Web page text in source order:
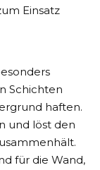
Einsatz
Schichten
haften.
und löst den
für die Wand,